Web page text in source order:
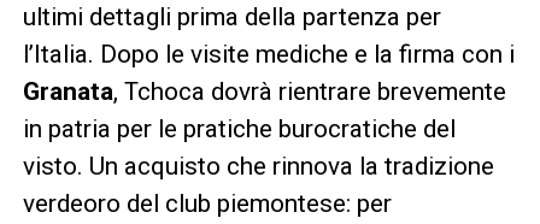
ultimi dettagli prima della partenza per
l’Italia. Dopo le visite mediche e la firma con i
Granata, Tchoca dovrà rientrare brevemente
in patria per le pratiche burocratiche del
visto. Un acquisto che rinnova la tradizione
verdeoro del club piemontese: per